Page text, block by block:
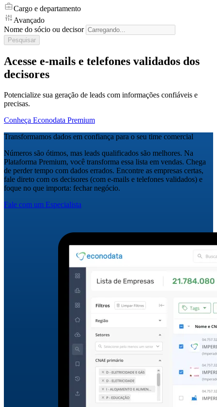
Cargo e departamento
Avançado
Nome do sócio ou decisor
Pesquisar
Acesse e-mails e telefones validados dos
decisores
Potencialize sua geração de leads com informações confiáveis e
precisas.
Conheça Econodata Premium
Transformamos dados em confiança para o seu time comercial
Números são ótimos, mas leads qualificados são melhores. Na
Plataforma Premium, você transforma essa lista em vendas. Chega
de perder tempo com dados errados. Encontre as empresas certas,
fale direto com os decisores (com e-mails e telefones validados) e
foque no que importa: fechar negócio.
Fale com um Especialista